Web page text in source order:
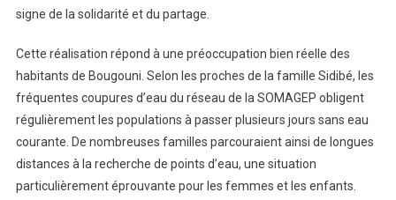
signe de la solidarité et du partage.
Cette réalisation répond à une préoccupation bien réelle des
habitants de Bougouni. Selon les proches de la famille Sidibé, les
fréquentes coupures d’eau du réseau de la SOMAGEP obligent
régulièrement les populations à passer plusieurs jours sans eau
courante. De nombreuses familles parcouraient ainsi de longues
distances à la recherche de points d’eau, une situation
particulièrement éprouvante pour les femmes et les enfants.